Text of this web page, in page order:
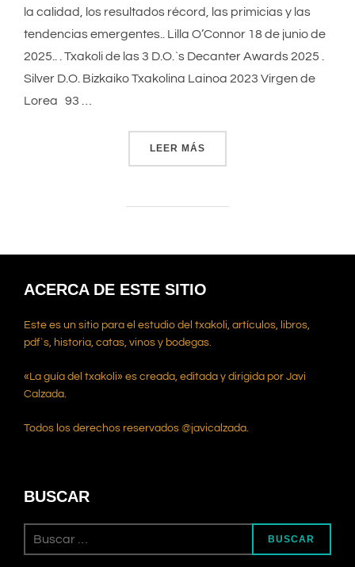
la calidad, los resultados récord, las primicias y las
tendencias emergentes.. Lilla O’Connor 18 de junio de
2025.. . Txakoli de las 3 D.O.`s Decanter Awards 2025 .
Silver D.O. Bizkaiko Txakolina Lainoa 2023 Virgen de
Lorea 93 …
LEER MÁS
ACERCA DE ESTE SITIO
Este es un sitio para el estudio del txakoli, artículos, libros,
pdf`s, historia, catas, vinos y bodegas.
«La guía del txakoli» es creada, editada y dirigida por Javi
Calzada.
Todos los derechos reservados @javicalzada.
BUSCAR
BUSCAR